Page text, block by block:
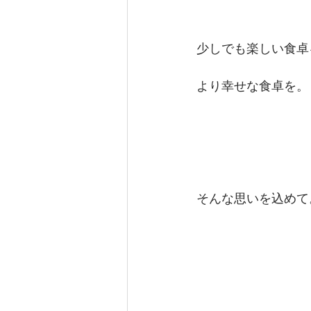
少しでも楽しい食
より幸せな食卓を。
そんな思いを込め